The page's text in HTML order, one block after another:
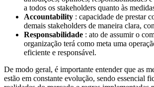
a todos os stakeholders quanto às
Accountability : capacidade de prestar
demais stakeholders de maneira clara,
Responsabilidade : ato de assumir o
organização terá como meta uma
eficiente e responsável.
De modo geral, é importante entender que as
estão em constante evolução, sendo essencial